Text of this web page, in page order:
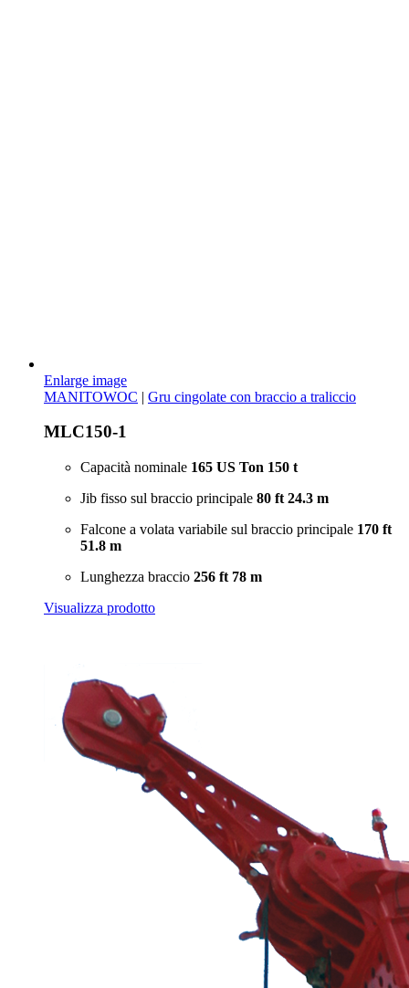
Enlarge image
MANITOWOC | Gru cingolate con braccio a traliccio
MLC150-1
Capacità nominale 165 US Ton 150 t
Jib fisso sul braccio principale 80 ft 24.3 m
Falcone a volata variabile sul braccio principale 170 ft
51.8 m
Lunghezza braccio 256 ft 78 m
Visualizza prodotto